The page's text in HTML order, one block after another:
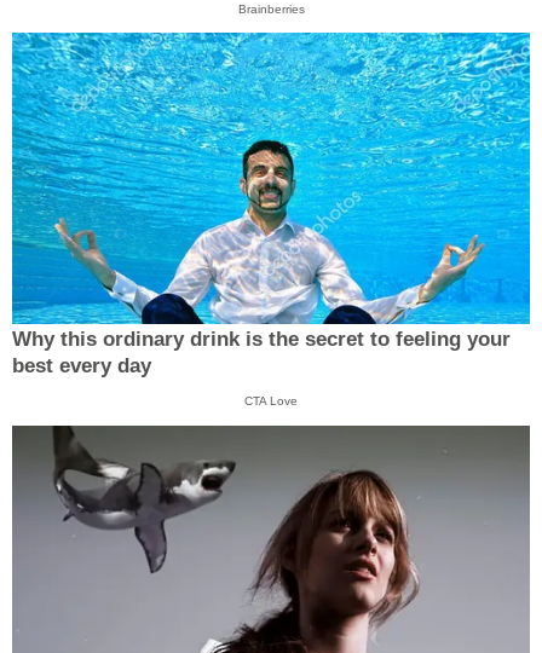
Brainberries
Why this ordinary drink is the secret to feeling your
best every day
CTA Love